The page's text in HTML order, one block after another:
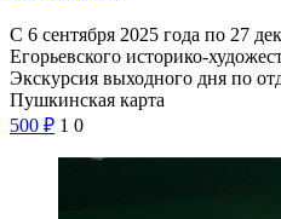
С 6 сентября 2025 года по 27
Егорьевского историко-
Экскурсия выходного дня по
Пушкинская карта
500 ₽ 1 0